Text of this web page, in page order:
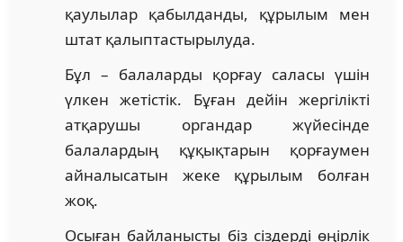
қаулылар қабылданды, құрылым мен
штат қалыптастырылуда.
Бұл – балаларды қорғау саласы үшін
үлкен жетістік. Бұған дейін жергілікті
атқарушы органдар жүйесінде
балалардың құқықтарын қорғаумен
айналысатын жеке құрылым болған
жоқ.
Осыған байланысты біз сіздерді өңірлік